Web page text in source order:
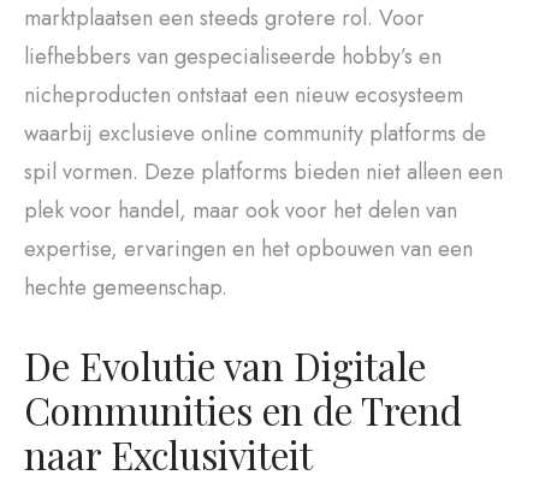
marktplaatsen een steeds grotere rol. Voor
liefhebbers van gespecialiseerde hobby’s en
nicheproducten ontstaat een nieuw ecosysteem
waarbij exclusieve online community platforms de
spil vormen. Deze platforms bieden niet alleen een
plek voor handel, maar ook voor het delen van
expertise, ervaringen en het opbouwen van een
hechte gemeenschap.
De Evolutie van Digitale
Communities en de Trend
naar Exclusiviteit